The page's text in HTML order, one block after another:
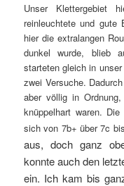
Unser Klettergebiet
reinleuchtete und gute
hier die extralangen
dunkel wurde, blieb
starteten gleich in
zwei Versuche.
aber völlig in
knüppelhart waren. Die
sich von 7b+ über 7c
aus, doch ganz
konnte auch den
ein. Ich kam bis